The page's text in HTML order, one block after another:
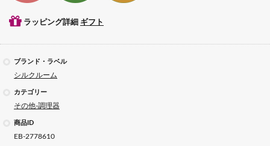
ラッピング詳細 ギフト
ブランド・ラベル
シルクルーム
カテゴリー
その他-調理器
商品ID
EB-2778610